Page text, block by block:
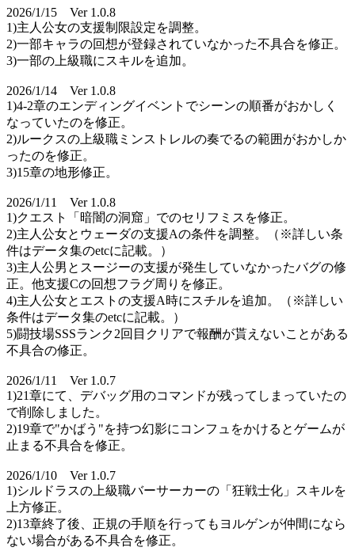
2026/1/15 Ver 1.0.8
1)主人公女の支援制限設定を調整。
2)一部キャラの回想が登録されていなかった不具合を修正。
3)一部の上級職にスキルを追加。
2026/1/14 Ver 1.0.8
1)4-2章のエンディングイベントでシーンの順番がおかしく
なっていたのを修正。
2)ルークスの上級職ミンストレルの奏でるの範囲がおかしか
ったのを修正。
3)15章の地形修正。
2026/1/11 Ver 1.0.8
1)クエスト「暗闇の洞窟」でのセリフミスを修正。
2)主人公女とウェーダの支援Aの条件を調整。（※詳しい条
件はデータ集のetcに記載。）
3)主人公男とスージーの支援が発生していなかったバグの修
正。他支援Cの回想フラグ周りを修正。
4)主人公女とエストの支援A時にスチルを追加。（※詳しい
条件はデータ集のetcに記載。）
5)闘技場SSSランク2回目クリアで報酬が貰えないことがある
不具合の修正。
2026/1/11 Ver 1.0.7
1)21章にて、デバッグ用のコマンドが残ってしまっていたの
で削除しました。
2)19章で"かばう"を持つ幻影にコンフュをかけるとゲームが
止まる不具合を修正。
2026/1/10 Ver 1.0.7
1)シルドラスの上級職バーサーカーの「狂戦士化」スキルを
上方修正。
2)13章終了後、正規の手順を行ってもヨルゲンが仲間になら
ない場合がある不具合を修正。